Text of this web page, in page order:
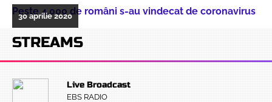
Peste 4.000 de români s-au vindecat de coronavirus
30 aprilie 2020
STREAMS
Live Broadcast
EBS RADIO